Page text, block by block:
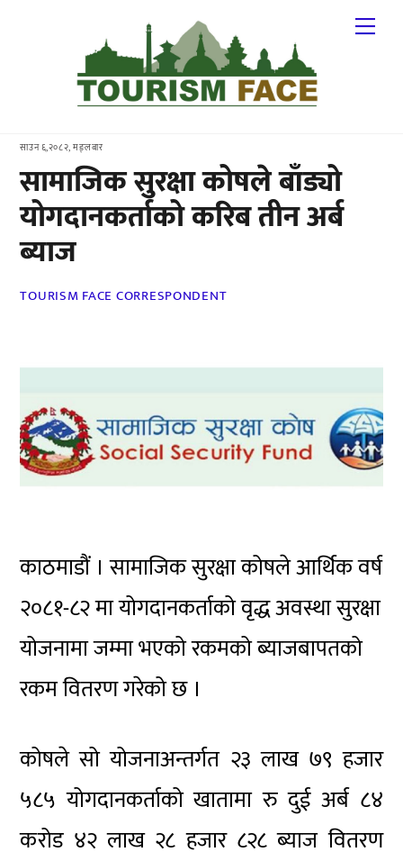
साउन ६,२०८२, मङ्लबार
सामाजिक सुरक्षा कोषले बाँड्यो
योगदानकर्ताको करिब तीन अर्ब
ब्याज
TOURISM FACE CORRESPONDENT
काठमाडौं । सामाजिक सुरक्षा कोषले आर्थिक वर्ष
२०८१-८२ मा योगदानकर्ताको वृद्ध अवस्था सुरक्षा
योजनामा जम्मा भएको रकमको ब्याजबापतको
रकम वितरण गरेको छ ।
कोषले सो योजनाअन्तर्गत २३ लाख ७९ हजार
५८५ योगदानकर्ताको खातामा रु दुई अर्ब ८४
करोड ४२ लाख २८ हजार ८२८ ब्याज वितरण